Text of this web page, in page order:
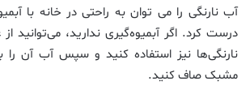
آب نارنگی را می توان به راحتی در خانه با
درست کرد. اگر آبمیوه‌گیری ندارید، می‌توانید
نارنگی‌ها نیز استفاده کنید و سپس آب آن را
مشبک صاف کنید.